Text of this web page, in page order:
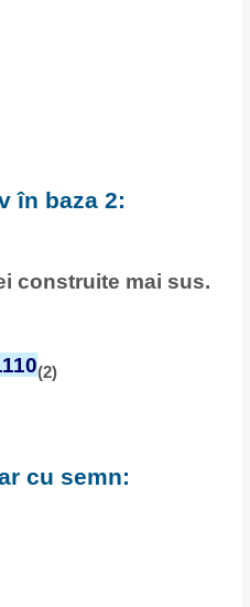
în baza 2:
construite mai sus.
(2)
cu semn: